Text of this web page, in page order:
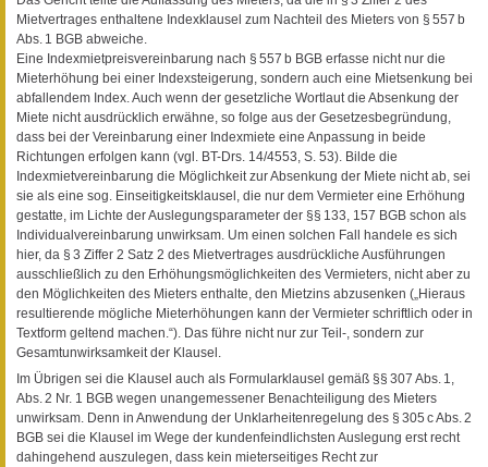
Mietvertrages enthaltene Indexklausel zum Nachteil des Mieters von § 557 b
Abs. 1 BGB abweiche.
Eine Indexmietpreisvereinbarung nach § 557 b BGB erfasse nicht nur die
Mieterhöhung bei einer Indexsteigerung, sondern auch eine Mietsenkung bei
abfallendem Index. Auch wenn der gesetzliche Wortlaut die Absenkung der
Miete nicht ausdrücklich erwähne, so folge aus der Gesetzesbegründung,
dass bei der Vereinbarung einer Indexmiete eine Anpassung in beide
Richtungen erfolgen kann (vgl. BT-Drs. 14/4553, S. 53). Bilde die
Indexmietvereinbarung die Möglichkeit zur Absenkung der Miete nicht ab, sei
sie als eine sog. Einseitigkeitsklausel, die nur dem Vermieter eine Erhöhung
gestatte, im Lichte der Auslegungsparameter der §§ 133, 157 BGB schon als
Individualvereinbarung unwirksam. Um einen solchen Fall handele es sich
hier, da § 3 Ziffer 2 Satz 2 des Mietvertrages ausdrückliche Ausführungen
ausschließlich zu den Erhöhungsmöglichkeiten des Vermieters, nicht aber zu
den Möglichkeiten des Mieters enthalte, den Mietzins abzusenken („Hieraus
resultierende mögliche Mieterhöhungen kann der Vermieter schriftlich oder in
Textform geltend machen.“). Das führe nicht nur zur Teil-, sondern zur
Gesamtunwirksamkeit der Klausel.
Im Übrigen sei die Klausel auch als Formularklausel gemäß §§ 307 Abs. 1,
Abs. 2 Nr. 1 BGB wegen unangemessener Benachteiligung des Mieters
unwirksam. Denn in Anwendung der Unklarheitenregelung des § 305 c Abs. 2
BGB sei die Klausel im Wege der kundenfeindlichsten Auslegung erst recht
dahingehend auszulegen, dass kein mieterseitiges Recht zur